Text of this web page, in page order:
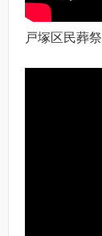
戸塚区民葬祭